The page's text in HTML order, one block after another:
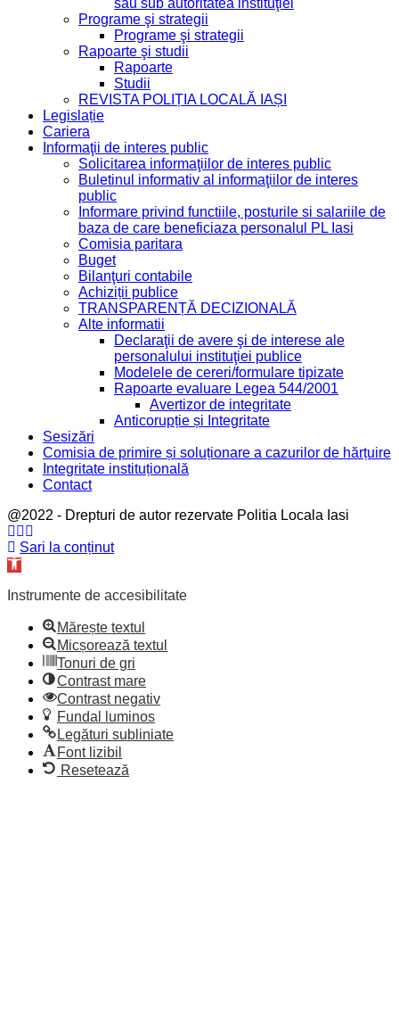
Programe şi strategii
Programe şi strategii
Rapoarte şi studii
Rapoarte
Studii
REVISTA POLIȚIA LOCALĂ IAȘI
Legislație
Cariera
Informaţii de interes public
Solicitarea informaţiilor de interes public
Buletinul informativ al informaţiilor de interes
public
Informare privind functiile, posturile si salariile de
baza de care beneficiaza personalul PL Iasi
Comisia paritara
Buget
Bilanţuri contabile
Achiziții publice
TRANSPARENȚĂ DECIZIONALĂ
Alte informatii
Declaraţii de avere şi de interese ale
personalului instituţiei publice
Modelele de cereri/formulare tipizate
Rapoarte evaluare Legea 544/2001
Avertizor de integritate
Anticorupție și Integritate
Sesizări
Comisia de primire și soluționare a cazurilor de hărțuire
Integritate instituțională
Contact
@2022 - Drepturi de autor rezervate Politia Locala Iasi
Facebook
Twitter
Sari la conținut
Deschide
de
Instrumente de accesibilitate
Mărește textul
Micșorează textul
Tonuri de gri
Contrast mare
Contrast negativ
Fundal luminos
Legături subliniate
Font lizibil
Resetează